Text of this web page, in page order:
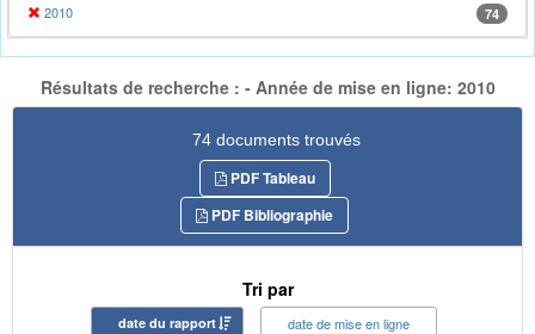
2010 74
Résultats de recherche : - Année de mise en ligne: 2010
74 documents trouvés
PDF Tableau
PDF Bibliographie
Tri par
date du rapport date de mise en ligne